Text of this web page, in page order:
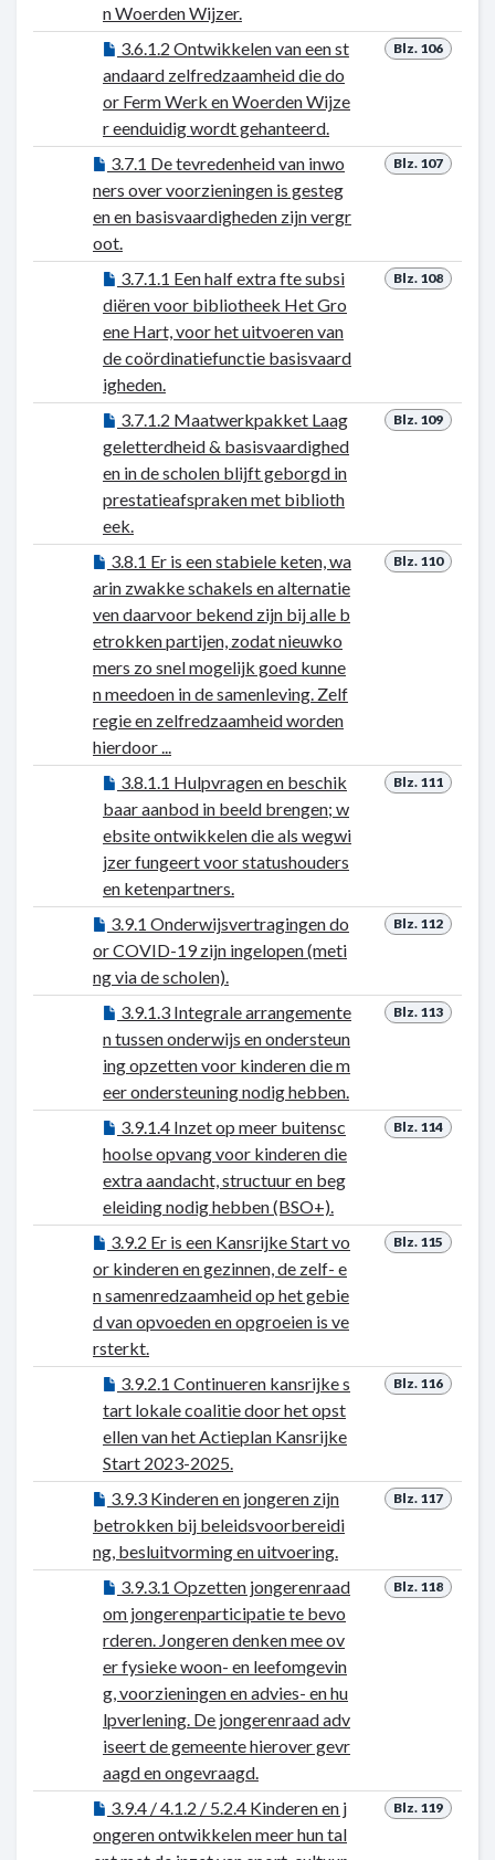
n Woerden Wijzer.
Blz. 106
3.6.1.2 Ontwikkelen van een st
andaard zelfredzaamheid die do
or Ferm Werk en Woerden Wijze
r eenduidig wordt gehanteerd.
Blz. 107
3.7.1 De tevredenheid van inwo
ners over voorzieningen is gesteg
en en basisvaardigheden zijn vergr
oot.
Blz. 108
3.7.1.1 Een half extra fte subsi
diëren voor bibliotheek Het Gro
ene Hart, voor het uitvoeren van
de coördinatiefunctie basisvaard
igheden.
Blz. 109
3.7.1.2 Maatwerkpakket Laag
geletterdheid & basisvaardighed
en in de scholen blijft geborgd in
prestatieafspraken met biblioth
eek.
Blz. 110
3.8.1 Er is een stabiele keten, wa
arin zwakke schakels en alternatie
ven daarvoor bekend zijn bij alle b
etrokken partijen, zodat nieuwko
mers zo snel mogelijk goed kunne
n meedoen in de samenleving. Zelf
regie en zelfredzaamheid worden
hierdoor ...
Blz. 111
3.8.1.1 Hulpvragen en beschik
baar aanbod in beeld brengen; w
ebsite ontwikkelen die als wegwi
jzer fungeert voor statushouders
en ketenpartners.
Blz. 112
3.9.1 Onderwijsvertragingen do
or COVID-19 zijn ingelopen (meti
ng via de scholen).
Blz. 113
3.9.1.3 Integrale arrangemente
n tussen onderwijs en ondersteun
ing opzetten voor kinderen die m
eer ondersteuning nodig hebben.
Blz. 114
3.9.1.4 Inzet op meer buitensc
hoolse opvang voor kinderen die
extra aandacht, structuur en beg
eleiding nodig hebben (BSO+).
Blz. 115
3.9.2 Er is een Kansrijke Start vo
or kinderen en gezinnen, de zelf- e
n samenredzaamheid op het gebie
d van opvoeden en opgroeien is ve
rsterkt.
Blz. 116
3.9.2.1 Continueren kansrijke s
tart lokale coalitie door het opst
ellen van het Actieplan Kansrijke
Start 2023-2025.
Blz. 117
3.9.3 Kinderen en jongeren zijn
betrokken bij beleidsvoorbereidi
ng, besluitvorming en uitvoering.
Blz. 118
3.9.3.1 Opzetten jongerenraad
om jongerenparticipatie te bevo
rderen. Jongeren denken mee ov
er fysieke woon- en leefomgevin
g, voorzieningen en advies- en hu
lpverlening. De jongerenraad adv
iseert de gemeente hierover gevr
aagd en ongevraagd.
Blz. 119
3.9.4 / 4.1.2 / 5.2.4 Kinderen en j
ongeren ontwikkelen meer hun tal